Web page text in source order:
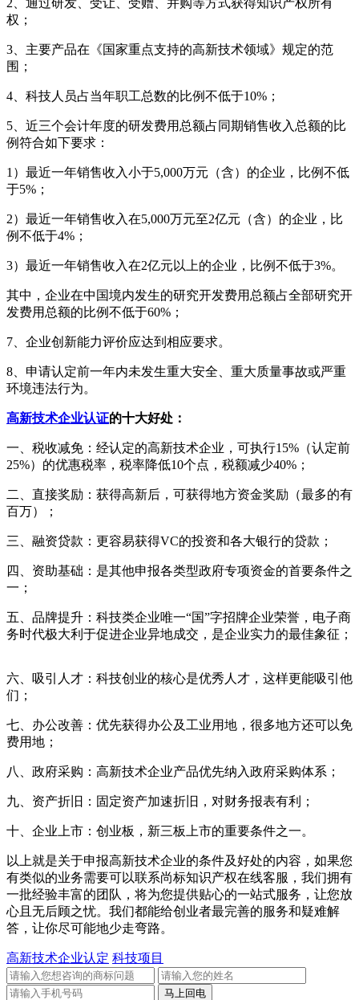
权；
3、主要产品在《国家重点支持的高新技术领域》规定的范
围；
4、科技人员占当年职工总数的比例不低于10%；
5、近三个会计年度的研发费用总额占同期销售收入总额的比
例符合如下要求：
1）最近一年销售收入小于5,000万元（含）的企业，比例不低
于5%；
2）最近一年销售收入在5,000万元至2亿元（含）的企业，比
例不低于4%；
3）最近一年销售收入在2亿元以上的企业，比例不低于3%。
其中，企业在中国境内发生的研究开发费用总额占全部研究开
发费用总额的比例不低于60%；
7、企业创新能力评价应达到相应要求。
8、申请认定前一年内未发生重大安全、重大质量事故或严重
环境违法行为。
高新技术企业认证的十大好处：
一、税收减免：经认定的高新技术企业，可执行15%（认定前
25%）的优惠税率，税率降低10个点，税额减少40%；
二、直接奖励：获得高新后，可获得地方资金奖励（最多的有
百万）；
三、融资贷款：更容易获得VC的投资和各大银行的贷款；
四、资助基础：是其他申报各类型政府专项资金的首要条件之
一；
五、品牌提升：科技类企业唯一“国”字招牌企业荣誉，电子商
务时代极大利于促进企业异地成交，是企业实力的最佳象征；
六、吸引人才：科技创业的核心是优秀人才，这样更能吸引他
们；
七、办公改善：优先获得办公及工业用地，很多地方还可以免
费用地；
八、政府采购：高新技术企业产品优先纳入政府采购体系；
九、资产折旧：固定资产加速折旧，对财务报表有利；
十、企业上市：创业板，新三板上市的重要条件之一。
以上就是关于申报高新技术企业的条件及好处的内容，如果您
有类似的业务需要可以联系尚标知识产权在线客服，我们拥有
一批经验丰富的团队，将为您提供贴心的一站式服务，让您放
心且无后顾之忧。我们都能给创业者最完善的服务和疑难解
答，让你尽可能地少走弯路。
高新技术企业认定 科技项目